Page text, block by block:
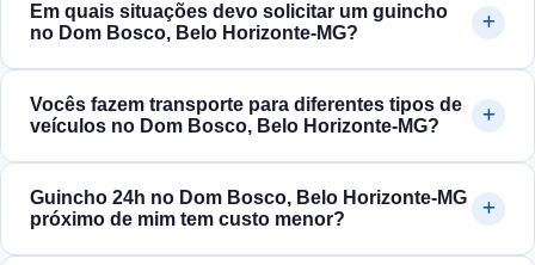
Em quais situações devo solicitar um guincho
no Dom Bosco, Belo Horizonte‑MG?
Vocês fazem transporte para diferentes tipos de
veículos no Dom Bosco, Belo Horizonte‑MG?
Guincho 24h no Dom Bosco, Belo Horizonte‑MG
próximo de mim tem custo menor?